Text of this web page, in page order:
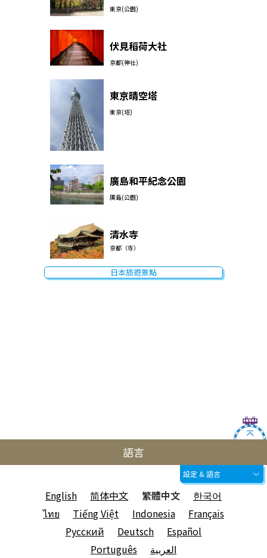
東京(公園)
伏見稻荷大社
京都(神社)
東京晴空塔
東京(塔)
廣島和平紀念公園
廣島(公園)
清水寺
京都（寺）
日本旅遊景點
語言
設定 & 語言
English 简体中文 繁體中文
한국어
ไทย
Tiếng Việt Indonesia
Français
Русский
Deutsch
Español
Português
العربية